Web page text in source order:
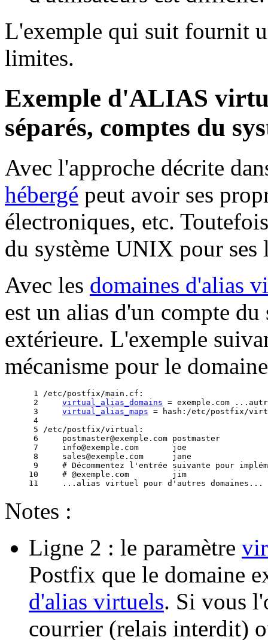
L'exemple qui suit fournit
limites.
Exemple d'ALIAS
séparés, comptes du
Avec l'approche décrite
hébergé peut avoir ses
électroniques, etc.
du système UNIX pour ses
Avec les domaines d'alias
est un alias d'un compte
extérieure. L'exemple
mécanisme pour le
1 /etc/postfix/main.cf:
2 virtual_alias_domains = exemple.com
3 virtual_alias_maps = hash:/etc/postfix/
4
5 /etc/postfix/virtual:
6     postmaster@exemple.com postmaster
7     info@exemple.com       joe
8     sales@exemple.com      jane
9     # Décommentez l'entrée suivante pour
10     # @exemple.com         jim
Notes :
Ligne 2 : le paramètre
Postfix que le domaine
d'alias virtuels. Si vous
courrier (relais interdit)